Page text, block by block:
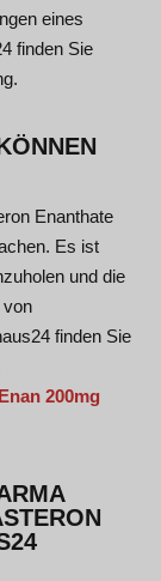
eines
finden Sie
Enanthate
Es ist
und die
von
finden Sie
200mg